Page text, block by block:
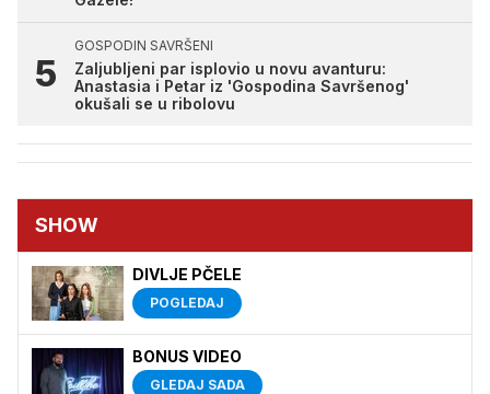
GOSPODIN SAVRŠENI
Zaljubljeni par isplovio u novu avanturu:
Anastasia i Petar iz 'Gospodina Savršenog'
okušali se u ribolovu
SHOW
DIVLJE PČELE
POGLEDAJ
BONUS VIDEO
GLEDAJ SADA